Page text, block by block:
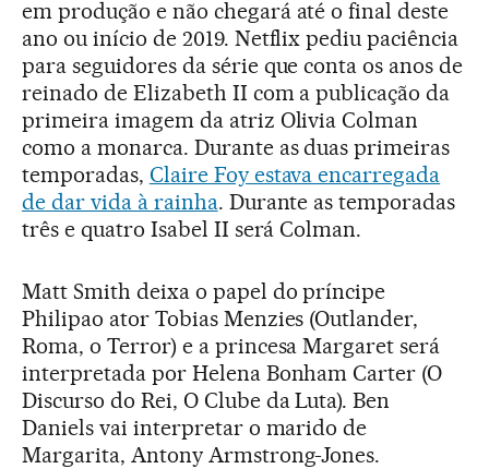
em produção e não chegará até o final deste
ano ou início de 2019. Netflix pediu paciência
para seguidores da série que conta os anos de
reinado de Elizabeth II com a publicação da
primeira imagem da atriz Olivia Colman
como a monarca. Durante as duas primeiras
temporadas, Claire Foy estava encarregada
de dar vida à rainha. Durante as temporadas
três e quatro Isabel II será Colman.
Matt Smith deixa o papel do príncipe
Philipao ator Tobias Menzies (Outlander,
Roma, o Terror) e a princesa Margaret será
interpretada por Helena Bonham Carter (O
Discurso do Rei, O Clube da Luta). Ben
Daniels vai interpretar o marido de
Margarita, Antony Armstrong-Jones.